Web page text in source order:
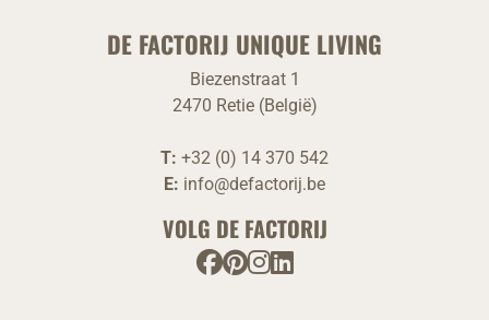
DE FACTORIJ UNIQUE LIVING
Biezenstraat 1
2470 Retie (België)
T: +32 (0) 14 370 542
E: info@defactorij.be
VOLG DE FACTORIJ